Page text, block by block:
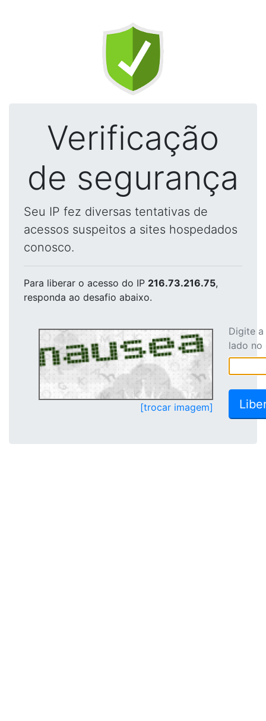
Verificação
de segurança
Seu IP fez diversas tentativas de
acessos suspeitos a sites hospedados
conosco.
Para liberar o acesso do IP 216.73.216.75,
responda ao desafio abaixo.
[trocar imagem]
Digite
lado no